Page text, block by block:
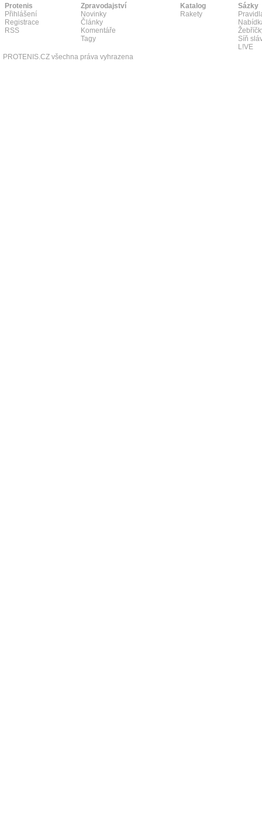
Protenis
Přihlášení
Registrace
RSS
Zpravodajství
Novinky
Články
Komentáře
Tagy
Katalog
Rakety
Sázky
Síň
L!VE
PROTENIS.CZ všechna práva vyhrazena